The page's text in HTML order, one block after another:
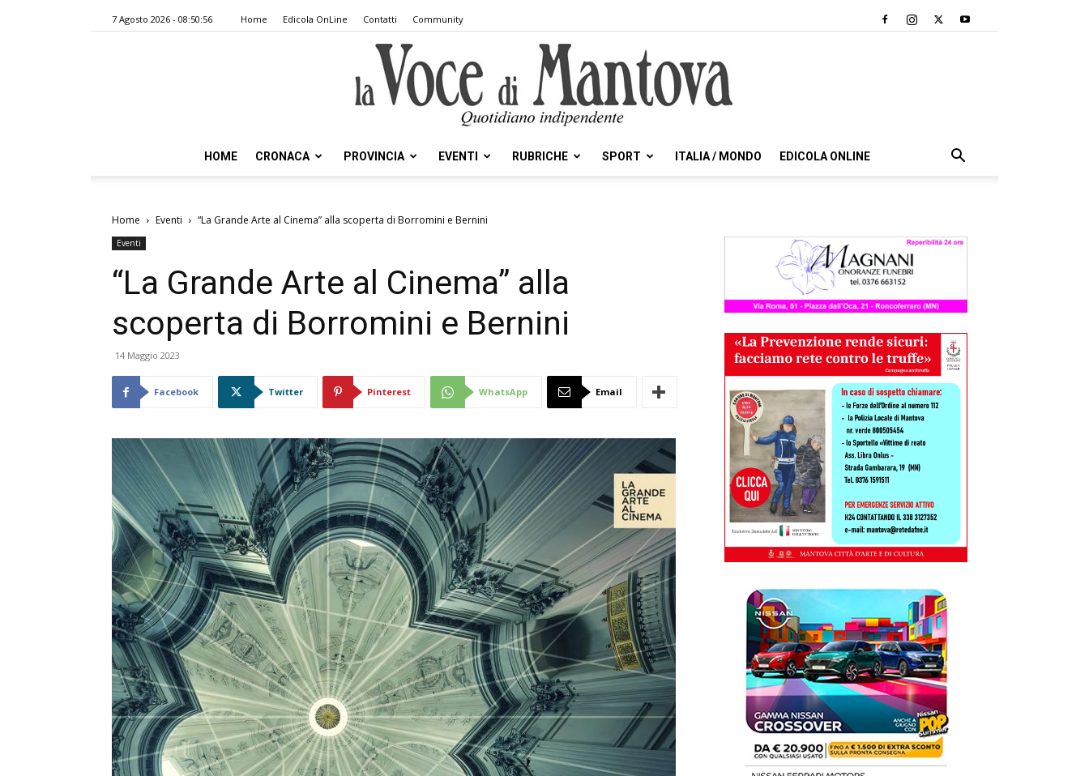
7 Agosto 2026 - 08:50:56 Home Edicola OnLine Contatti Community
Voce
Mantova
HOME CRONACA PROVINCIA EVENTI RUBRICHE SPORT ITALIA / MONDO EDICOLA ONLINE
Home Eventi “La Grande Arte al Cinema” alla scoperta di Borromini e Bernini
Eventi
“La Grande Arte al Cinema” alla
scoperta di Borromini e Bernini
14 Maggio 2023
Facebook Twitter Pinterest WhatsApp Email